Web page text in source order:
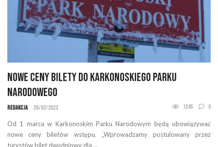
Nowe ceny bilety do Karkonoskiego Parku
Narodowego
Redakcja 26/02/2023 1245 0
Od 1 marca w Karkonoskim Parku Narodowym będą obowiązywać
nowe ceny biletów wstępu. „Wprowadzamy postulowany przez
turystów bilet dwudniowy dla ...